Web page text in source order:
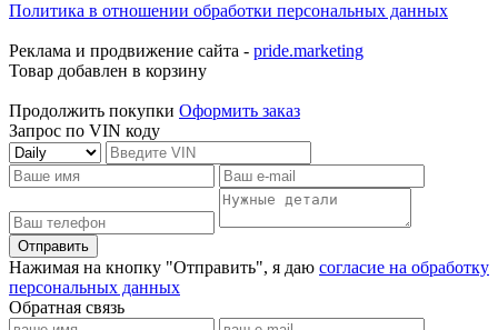
Политика в отношении обработки персональных данных
Реклама и продвижение сайта - pride.marketing
Товар добавлен в корзину
Продолжить покупки Оформить заказ
Запрос по VIN коду
Отправить
Нажимая на кнопку "Отправить", я даю согласие на обработку
персональных данных
Обратная связь